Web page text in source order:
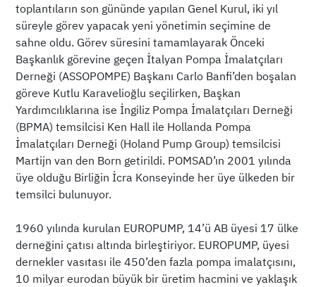
toplantıların son gününde yapılan Genel Kurul, iki yıl
süreyle görev yapacak yeni yönetimin seçimine de
sahne oldu. Görev süresini tamamlayarak Önceki
Başkanlık görevine geçen İtalyan Pompa İmalatçıları
Derneği (ASSOPOMPE) Başkanı Carlo Banfi’den boşalan
göreve Kutlu Karavelioğlu seçilirken, Başkan
Yardımcılıklarına ise İngiliz Pompa İmalatçıları Derneği
(BPMA) temsilcisi Ken Hall ile Hollanda Pompa
İmalatçıları Derneği (Holand Pump Group) temsilcisi
Martijn van den Born getirildi. POMSAD’ın 2001 yılında
üye olduğu Birliğin İcra Konseyinde her üye ülkeden bir
temsilci bulunuyor.
1960 yılında kurulan EUROPUMP, 14’ü AB üyesi 17 ülke
derneğini çatısı altında birleştiriyor. EUROPUMP, üyesi
dernekler vasıtası ile 450’den fazla pompa imalatçısını,
10 milyar eurodan büyük bir üretim hacmini ve yaklaşık